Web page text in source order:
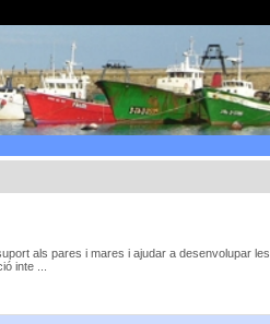
als pares i mares i ajudar a desenvolupar les
inte ...